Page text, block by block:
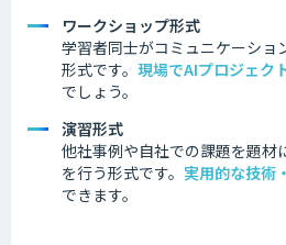
ワークショップ形式
学習者同士がコミュニケーショ
形式です。 現場でAIプロジェク
でしょう。
演習形式
他社事例や自社での課題を題材
を行う形式です。 実用的な技術
できます。